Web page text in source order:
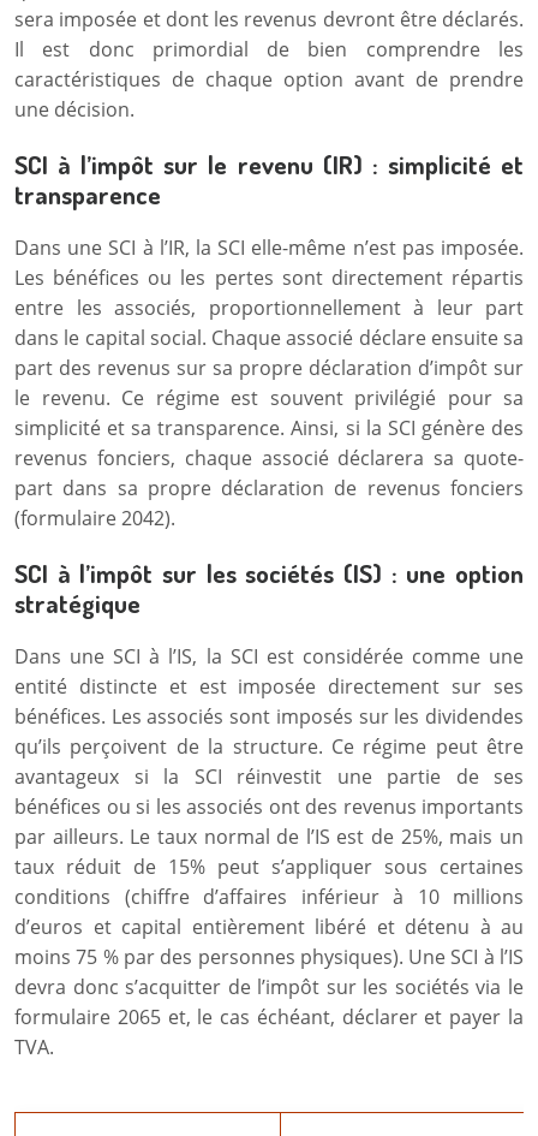
sera imposée et dont les revenus devront être déclarés.
Il est donc primordial de bien comprendre les
caractéristiques de chaque option avant de prendre
une décision.
SCI à l’impôt sur le revenu (IR) : simplicité et
transparence
Dans une SCI à l’IR, la SCI elle-même n’est pas imposée.
Les bénéfices ou les pertes sont directement répartis
entre les associés, proportionnellement à leur part
dans le capital social. Chaque associé déclare ensuite sa
part des revenus sur sa propre déclaration d’impôt sur
le revenu. Ce régime est souvent privilégié pour sa
simplicité et sa transparence. Ainsi, si la SCI génère des
revenus fonciers, chaque associé déclarera sa quote-
part dans sa propre déclaration de revenus fonciers
(formulaire 2042).
SCI à l’impôt sur les sociétés (IS) : une option
stratégique
Dans une SCI à l’IS, la SCI est considérée comme une
entité distincte et est imposée directement sur ses
bénéfices. Les associés sont imposés sur les dividendes
qu’ils perçoivent de la structure. Ce régime peut être
avantageux si la SCI réinvestit une partie de ses
bénéfices ou si les associés ont des revenus importants
par ailleurs. Le taux normal de l’IS est de 25%, mais un
taux réduit de 15% peut s’appliquer sous certaines
conditions (chiffre d’affaires inférieur à 10 millions
d’euros et capital entièrement libéré et détenu à au
moins 75 % par des personnes physiques). Une SCI à l’IS
devra donc s’acquitter de l’impôt sur les sociétés via le
formulaire 2065 et, le cas échéant, déclarer et payer la
TVA.